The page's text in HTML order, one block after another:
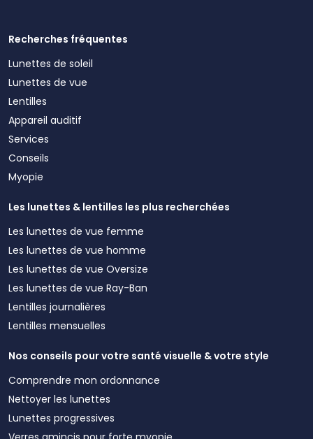
Recherches fréquentes
Lunettes de soleil
Lunettes de vue
Lentilles
Appareil auditif
Services
Conseils
Myopie
Les lunettes & lentilles les plus recherchées
Les lunettes de vue femme
Les lunettes de vue homme
Les lunettes de vue Oversize
Les lunettes de vue Ray-Ban
Lentilles journalières
Lentilles mensuelles
Nos conseils pour votre santé visuelle & votre style
Comprendre mon ordonnance
Nettoyer les lunettes
Lunettes progressives